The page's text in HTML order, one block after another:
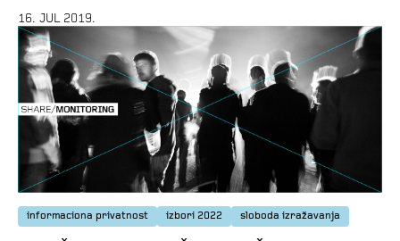
obično slučaj sa tehnologijom, ne uspeva da isprati.
U Vodiču za unapređenje praksi oglašavanja na
internetu (izdavač: Fondacija za otvoreno društvo,
Srbija) stručnjaci SHARE Fondacije Nevena Krivokapić,
Bojan […]
16. JUL 2019.
informaciona privatnost izbori 2022 sloboda izražavanja